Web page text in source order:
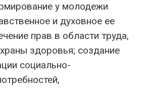
у молодежи
и духовное ее
прав в области труда,
здоровья; создание
социально-